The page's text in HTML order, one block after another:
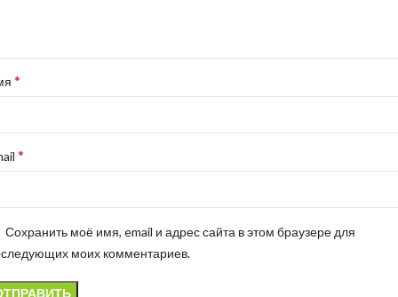
*
*
Сохранить моё имя, email и адрес сайта в этом браузере для
моих комментариев.